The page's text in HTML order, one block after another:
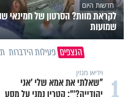
חדשות היום
לקראת מוות? הסרטון של חמינאי
שמועות
הנצפים פעילות הידברות
1 וידיאו מגזין
"שאלתי את אמא שלי 'אני